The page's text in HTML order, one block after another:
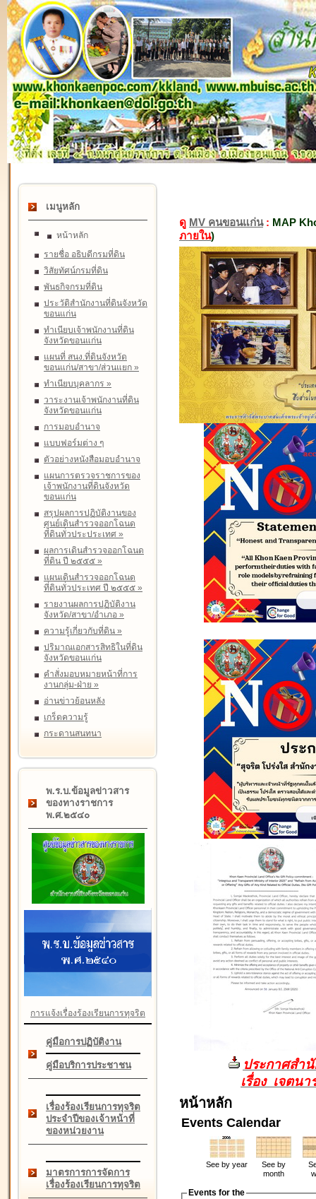
เมนูหลัก
หน้าหลัก
รายชื่อ อธิบดีกรมที่ดิน
วิสัยทัศน์กรมที่ดิน
พันธกิจกรมที่ดิน
ประวัติสำนักงานที่ดินจังหวัด
ขอนแก่น
ทำเนียบเจ้าพนักงานที่ดิน
จังหวัดขอนแก่น
แผนที่ สนง.ที่ดินจังหวัด
ขอนแก่น/สาขา/ส่วนแยก »
ทำเนียบบุคลากร »
วาระงานเจ้าพนักงานที่ดิน
จังหวัดขอนแก่น
การมอบอำนาจ
แบบฟอร์มต่าง ๆ
ตัวอย่างหนังสือมอบอำนาจ
แผนการตรวจราชการของ
เจ้าพนักงานที่ดินจังหวัด
ขอนแก่น
สรุปผลการปฏิบัติงานของ
ศูนย์เดินสำรวจออกโฉนด
ที่ดินทั่วประประเทศ »
ผลการเดินสำรวจออกโฉนด
ที่ดิน ปี ๒๕๕๕ »
แผนเดินสำรวจออกโฉนด
ที่ดินทั่วประเทศ ปี ๒๕๕๕ »
รายงานผลการปฏิบัติงาน
จังหวัด/สาขา/อำเภอ »
ความรู้เกี่ยวกับที่ดิน »
ปริมาณเอกสารสิทธิในที่ดิน
จังหวัดขอนแก่น
คำสั่งมอบหมายหน้าที่การ
งานกลุ่ม-ฝ่าย »
อ่านข่าวย้อนหลัง
เกร็ดความรู้
กระดานสนทนา
พ.ร.บ.ข้อมูลข่าวสาร
ของทางราชการ
พ.ศ.๒๕๔๐
การแจ้งเรื่องร้องเรียนการทุจริต
คู่มือการปฏิบัติงาน
คู่มือบริการประชาชน
เรื่องร้องเรียนการทุจริต
ประจำปีของเจ้าหน้าที่
ของหน่วยงาน
มาตรการการจัดการ
เรื่องร้องเรียนการทุจริต
ดู MV คนขอนแก่น: MAP
ภายใน)
ประกาศสำ
เรื่อง เจตน
หน้าหลัก
Events Calendar
See by year
See by
month
Events for the